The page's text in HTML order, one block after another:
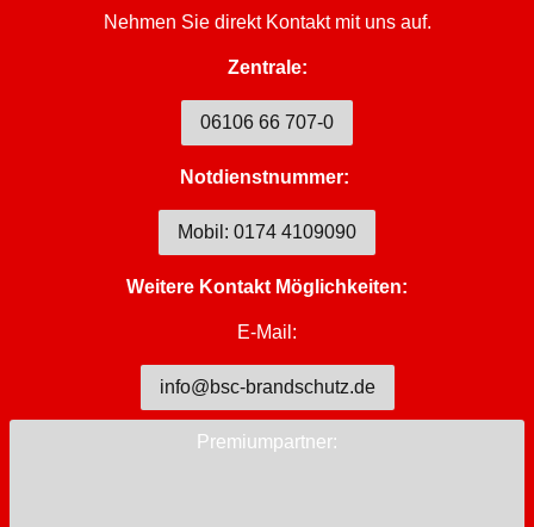
Nehmen Sie direkt Kontakt mit uns auf.
Zentrale:
06106 66 707-0
Notdienstnummer:
Mobil: 0174 4109090
Weitere Kontakt Möglichkeiten:
E-Mail:
info@bsc-brandschutz.de
Premiumpartner: